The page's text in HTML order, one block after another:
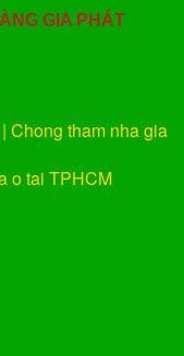
GIA PHÁT
| Chong tham nha gia
o tai TPHCM